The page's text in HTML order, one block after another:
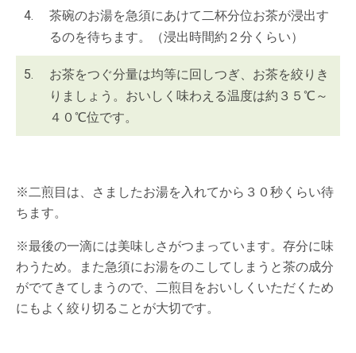
4.
茶碗のお湯を急須にあけて二杯分位お茶が浸出す
るのを待ちます。（浸出時間約２分くらい）
5.
お茶をつぐ分量は均等に回しつぎ、お茶を絞りき
りましょう。おいしく味わえる温度は約３５℃～
４０℃位です。
※二煎目は、さましたお湯を入れてから３０秒くらい待
ちます。
※最後の一滴には美味しさがつまっています。存分に味
わうため。また急須にお湯をのこしてしまうと茶の成分
がでてきてしまうので、二煎目をおいしくいただくため
にもよく絞り切ることが大切です。